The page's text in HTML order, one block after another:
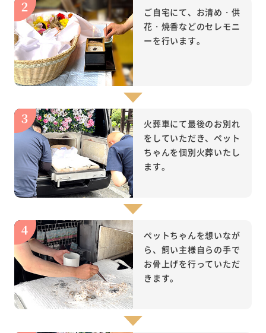
ご自宅にて、お清め・供
花・焼香などのセレモニ
ーを行います。
火葬車にて最後のお別れ
をしていただき、ペット
ちゃんを個別火葬いたし
ます。
ペットちゃんを想いなが
ら、飼い主様自らの手で
お骨上げを行っていただ
きます。